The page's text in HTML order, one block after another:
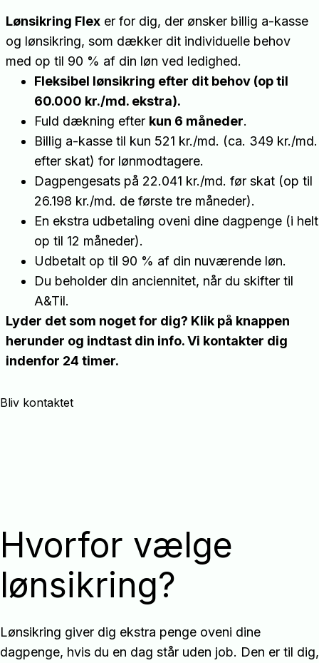
Lønsikring Flex er for dig, der ønsker billig a-kasse
og lønsikring, som dækker dit individuelle behov
med op til 90 % af din løn ved ledighed.
Fleksibel lønsikring efter dit behov (op til
60.000 kr./md. ekstra).
Fuld dækning efter kun 6 måneder.
Billig a-kasse til kun 521 kr./md. (ca. 349 kr./md.
efter skat) for lønmodtagere.
Dagpengesats på 22.041 kr./md. før skat (op til
26.198 kr./md. de første tre måneder).
En ekstra udbetaling oveni dine dagpenge (i helt
op til 12 måneder).
Udbetalt op til 90 % af din nuværende løn.
Du beholder din anciennitet, når du skifter til
A&Til.
Lyder det som noget for dig? Klik på knappen
herunder og indtast din info. Vi kontakter dig
indenfor 24 timer.
Bliv kontaktet
Hvorfor vælge
lønsikring?
Lønsikring giver dig ekstra penge oveni dine
dagpenge, hvis du en dag står uden job. Den er til dig,